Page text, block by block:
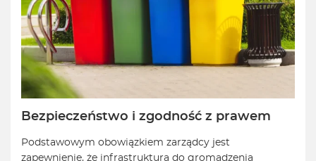
Bezpieczeństwo i zgodność z prawem
Podstawowym obowiązkiem zarządcy jest
zapewnienie, że infrastruktura do gromadzenia